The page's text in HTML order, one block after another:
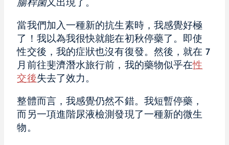
腸桿菌又出現了。
當我們加入一種新的抗生素時，我感覺好極
了！我以為我很快就能在初秋停藥了。即使
性交後，我的症狀也沒有復發。然後，就在 7
月前往斐濟潛水旅行前，我的藥物似乎在性
交後失去了效力。
整體而言，我感覺仍然不錯。我短暫停藥，
而另一項進階尿液檢測發現了一種新的微生
物。